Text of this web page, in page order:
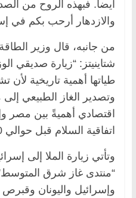
أيضا. فبهذه الروح من
والازدهار أرحب بكم في
من جانبه، قال وزير
شتاينيتز: “زيارة صديقي
طياتها أهمية تاريخية لأن
وتصدير الغاز الطبيعي
اقتصادي أهميةً بين مصر
اتفاقية السلام قبل حوالي 40 عاما”.
وتأتي زيارة الملا إلى
“منتدى غاز شرق
وإسرائيل واليونان وقبرص